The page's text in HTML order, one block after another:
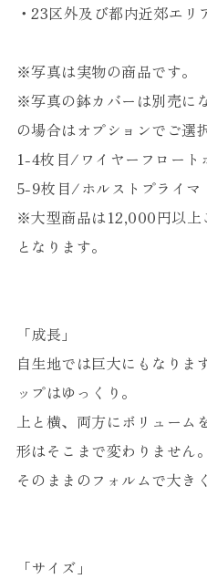
・23区外及び都内近郊エ
※写真は実物の商品です。
※写真の鉢カバーは別売に
の場合はオプションでご選
1-4枚目/ワイヤーフロート
5-9枚目/ホルストプライマ
※大型商品は12,000円以上
となります。
「成長」
自生地では巨大にもなりま
ップはゆっくり。
上と横、両方にボリューム
形はそこまで変わりません。
そのままのフォルムで大き
「サイズ」